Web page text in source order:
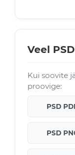
Veel
Kui soovite
proovige:
PSD
PSD